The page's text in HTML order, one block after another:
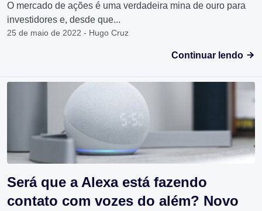
O mercado de ações é uma verdadeira mina de ouro para
investidores e, desde que...
25 de maio de 2022 - Hugo Cruz
Continuar lendo
Será que a Alexa está fazendo
contato com vozes do além? Novo